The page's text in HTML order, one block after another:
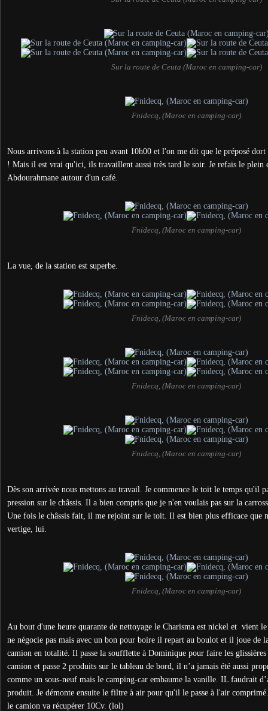
Sur la route de Ceuta (Maroc en camping-car)
Fnidecq, (Maroc en camping-car)
Nous arrivons à la station peu avant 10h00 et l'on me dit que le préposé dort
! Mais il est vrai qu'ici, ils travaillent aussi très tard le soir. Je refais le plein
Abdourahmane autour d'un café.
Fnidecq, (Maroc en camping-car)
La vue, de la station est superbe.
Fnidecq, (Maroc en camping-car)
Fnidecq, (Maroc en camping-car)
Fnidecq, (Maroc en camping-car)
Dès son arrivée nous mettons au travail. Je commence le toit le temps qu'il
pression sur le châssis. Il a bien compris que je n'en voulais pas sur la
Une fois le châssis fait, il me rejoint sur le toit. Il est bien plus efficace que
vertige, lui.
Fnidecq, (Maroc en camping-car)
Au bout d'une heure quarante de nettoyage le Charisma est nickel et vient
ne négocie pas mais avec un bon pour boire il repart au boulot et il joue de
camion en totalité. Il passe la soufflette à Dominique pour faire les
camion et passe 2 produits sur le tableau de bord, il n’a jamais été aussi
comme un sous-neuf mais le camping-car embaume la vanille. IL faudrait
produit. Je démonte ensuite le filtre à air pour qu'il le passe à l'air
le camion va récupérer 10Cv. (lol)